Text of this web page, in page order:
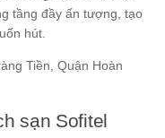
tầng đầy ấn tượng, tạo
hút.
Tiền, Quận Hoàn
sạn Sofitel